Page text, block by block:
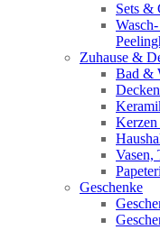
Sets &
Zuhause &
Bad &
Vasen,
Geschenke